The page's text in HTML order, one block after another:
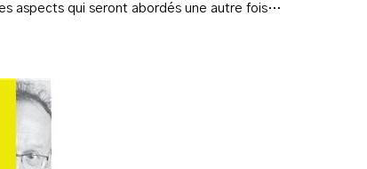
aspects qui seront abordés une autre fois…